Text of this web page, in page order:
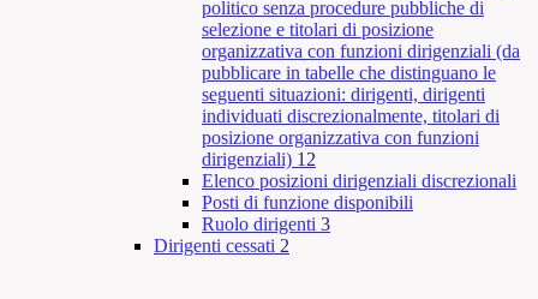
politico senza procedure pubbliche di
selezione e titolari di posizione
organizzativa con funzioni dirigenziali (da
pubblicare in tabelle che distinguano le
seguenti situazioni: dirigenti, dirigenti
individuati discrezionalmente, titolari di
posizione organizzativa con funzioni
dirigenziali) 12
Elenco posizioni dirigenziali discrezionali
Posti di funzione disponibili
Ruolo dirigenti 3
Dirigenti cessati 2